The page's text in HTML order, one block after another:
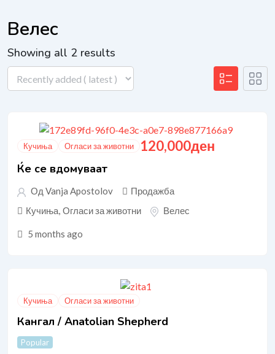
Велес
Showing all 2 results
Кучиња Огласи за животни 120,000ден
Ќе се вдомуваат
Од Vanja Apostolov
Продажба
Кучиња, Огласи за животни Велес
5 months ago
Кучиња Огласи за животни
Кангал / Anatolian Shepherd
Popular